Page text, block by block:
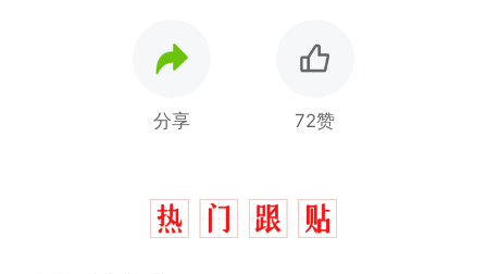
分享 72赞